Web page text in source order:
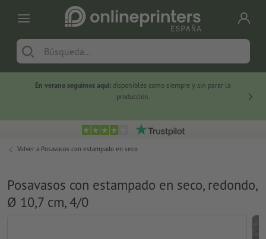
En verano seguimos aquí: disponibles como siempre y sin parar la
producción.
Volver a Posavasos con estampado en seco
Posavasos con estampado en seco, redondo,
Ø 10,7 cm, 4/0